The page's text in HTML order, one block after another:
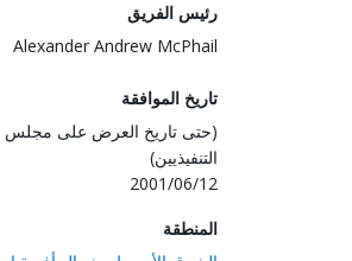
رئيس الفريق
Alexander Andrew McPhail
تاريخ الموافقة
(حتى تاريخ العرض على مجلس
التنفيذيين)
2001/06/12
المنطقة